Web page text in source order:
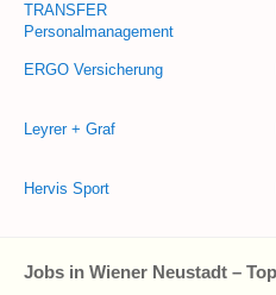
TRANSFER
Personalmanagement
ERGO Versicherung
Leyrer + Graf
Hervis Sport
Jobs in Wiener Neustadt –